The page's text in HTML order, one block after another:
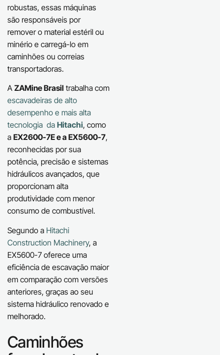
robustas, essas máquinas
são responsáveis por
remover o material estéril ou
minério e carregá-lo em
caminhões ou correias
transportadoras.
A ZAMine Brasil trabalha com
escavadeiras de alto
desempenho e mais alta
tecnologia da Hitachi, como
a EX2600-7Ee a EX5600-7,
reconhecidas por sua
potência, precisão e sistemas
hidráulicos avançados, que
proporcionam alta
produtividade com menor
consumo de combustível.
Segundo a Hitachi
Construction Machinery, a
EX5600-7 oferece uma
eficiência de escavação maior
em comparação com versões
anteriores, graças ao seu
sistema hidráulico renovado e
melhorado.
Caminhões